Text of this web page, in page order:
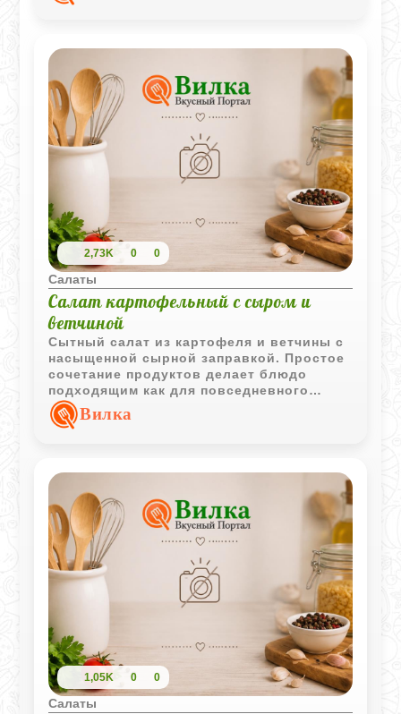
цитрусовой ноткой.
2,73K 0 0
Салаты
Салат картофельный с сыром и
ветчиной
Сытный салат из картофеля и ветчины с
насыщенной сырной заправкой. Простое
сочетание продуктов делает блюдо
подходящим как для повседневного
стола, так и для праздничного меню.
Вилка
1,05K 0 0
Салаты